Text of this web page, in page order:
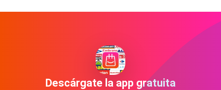
Descárgate la app gratuita